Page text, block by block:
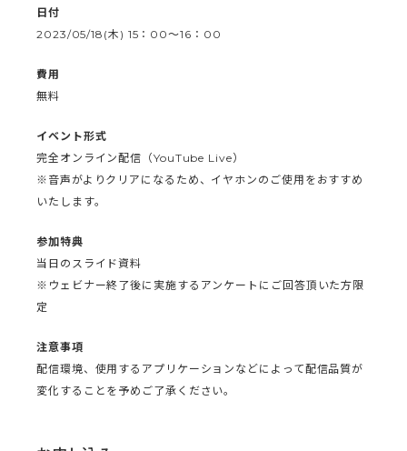
日付
2023/05/18(木) 15：00〜16：00
費用
無料
イベント形式
完全オンライン配信（YouTube Live）
※音声がよりクリアになるため、イヤホンのご使用をおすすめ
いたします。
参加特典
当日のスライド資料
※ウェビナー終了後に実施するアンケートにご回答頂いた方限
定
注意事項
配信環境、使用するアプリケーションなどによって配信品質が
変化することを予めご了承ください。